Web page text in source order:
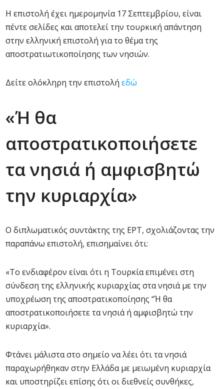
Η επιστολή έχει ημερομηνία 17 Σεπτεμβρίου, είναι
πέντε σελίδες και αποτελεί την τουρκική απάντηση
στην ελληνική επιστολή για το θέμα της
αποστρατιωτικοποίησης των νησιών.
Δείτε ολόκληρη την επιστολή εδώ
«Ή θα
αποστρατικοποιήσετε
τα νησιά ή αμφισβητώ
την κυριαρχία»
Ο διπλωματικός συντάκτης της ΕΡΤ, σχολιάζοντας την
παραπάνω επιστολή, επισημαίνει ότι:
«Το ενδιαφέρον είναι ότι η Τουρκία επιμένει στη
σύνδεση της ελληνικής κυριαρχίας στα νησιά με την
υποχρέωση της αποστρατικοποίησης “Ή θα
αποστρατικοποιήσετε τα νησιά ή αμφισβητώ την
κυριαρχία».
Φτάνει μάλιστα στο σημείο να λέει ότι τα νησιά
παραχωρήθηκαν στην Ελλάδα με μειωμένη κυριαρχία
και υποστηρίζει επίσης ότι οι διεθνείς συνθήκες,